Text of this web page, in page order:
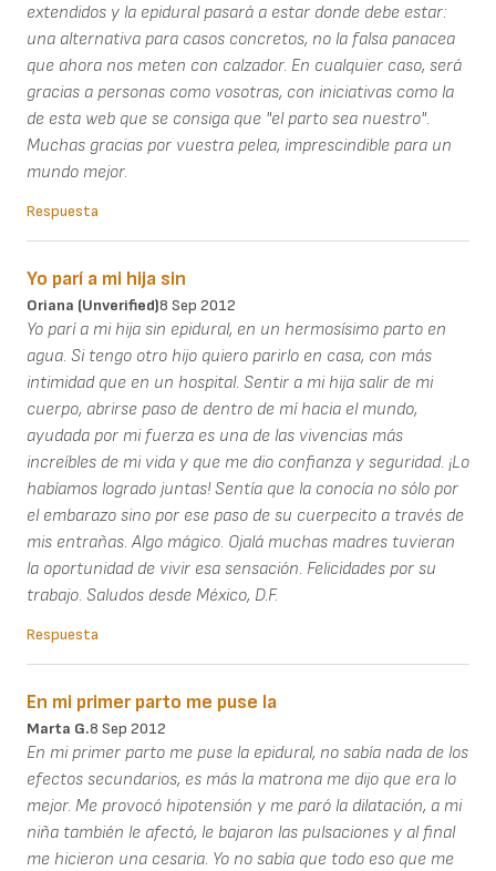
extendidos y la epidural pasará a estar donde debe estar:
una alternativa para casos concretos, no la falsa panacea
que ahora nos meten con calzador. En cualquier caso, será
gracias a personas como vosotras, con iniciativas como la
de esta web que se consiga que "el parto sea nuestro".
Muchas gracias por vuestra pelea, imprescindible para un
mundo mejor.
Respuesta
Yo parí a mi hija sin
Oriana (unverified)8 Sep 2012
Yo parí a mi hija sin epidural, en un hermosísimo parto en
agua. Si tengo otro hijo quiero parirlo en casa, con más
intimidad que en un hospital. Sentir a mi hija salir de mi
cuerpo, abrirse paso de dentro de mí hacia el mundo,
ayudada por mi fuerza es una de las vivencias más
increíbles de mi vida y que me dio confianza y seguridad. ¡Lo
habíamos logrado juntas! Sentía que la conocía no sólo por
el embarazo sino por ese paso de su cuerpecito a través de
mis entrañas. Algo mágico. Ojalá muchas madres tuvieran
la oportunidad de vivir esa sensación. Felicidades por su
trabajo. Saludos desde México, D.F.
Respuesta
En mi primer parto me puse la
Marta G.8 Sep 2012
En mi primer parto me puse la epidural, no sabía nada de los
efectos secundarios, es más la matrona me dijo que era lo
mejor. Me provocó hipotensión y me paró la dilatación, a mi
niña también le afectó, le bajaron las pulsaciones y al final
me hicieron una cesaria. Yo no sabía que todo eso que me